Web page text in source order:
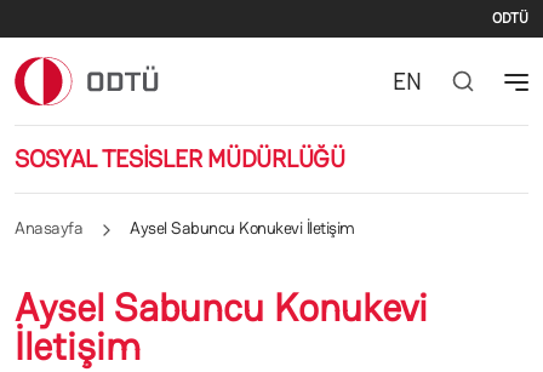
ODTÜ
SOSYAL TESİSLER MÜDÜRLÜĞÜ
EN
Anasayfa Aysel Sabuncu Konukevi İletişim
Aysel Sabuncu Konukevi
İletişim